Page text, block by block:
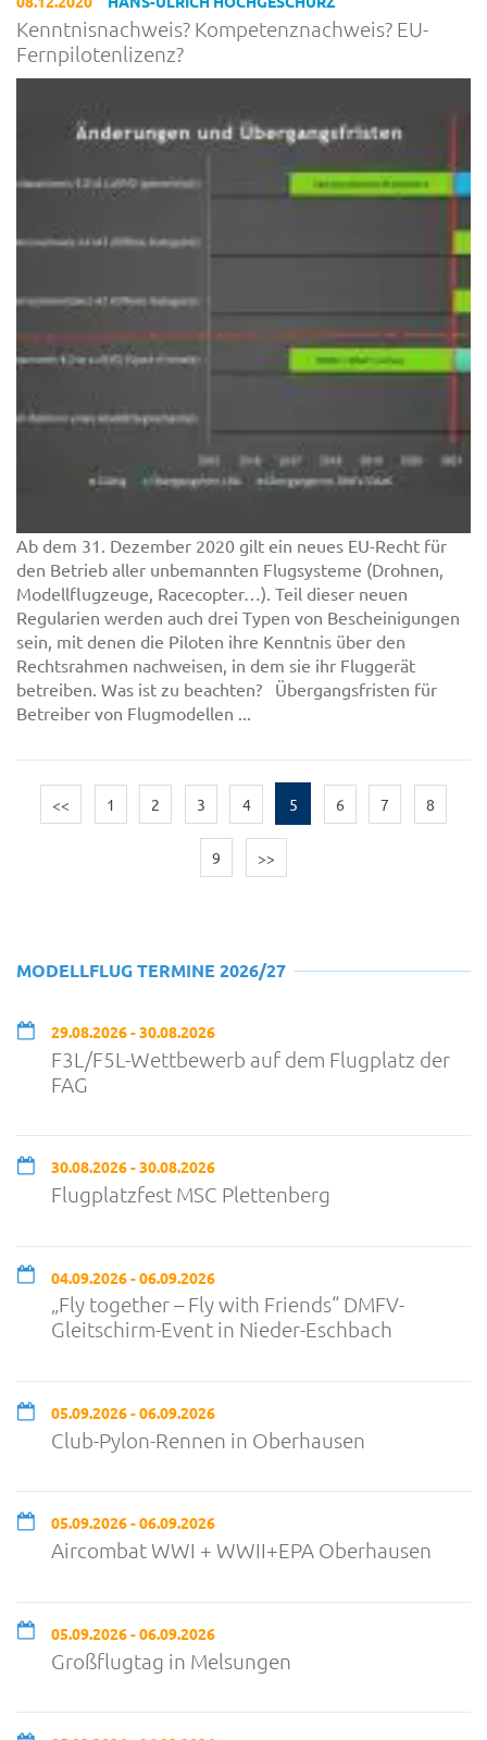
Kenntnisnachweis? Kompetenznachweis? EU-
Fernpilotenlizenz?
Ab dem 31. Dezember 2020 gilt ein neues EU-Recht für
den Betrieb aller unbemannten Flugsysteme (Drohnen,
Modellflugzeuge, Racecopter…). Teil dieser neuen
Regularien werden auch drei Typen von Bescheinigungen
sein, mit denen die Piloten ihre Kenntnis über den
Rechtsrahmen nachweisen, in dem sie ihr Fluggerät
betreiben. Was ist zu beachten? Übergangsfristen für
Betreiber von Flugmodellen ...
<< 1 2 3 4 5 6 7 8
9 >>
MODELLFLUG TERMINE 2026/27
29.08.2026 - 30.08.2026
F3L/F5L-Wettbewerb auf dem Flugplatz der
FAG
30.08.2026 - 30.08.2026
Flugplatzfest MSC Plettenberg
04.09.2026 - 06.09.2026
„Fly together – Fly with Friends“ DMFV-
Gleitschirm-Event in Nieder-Eschbach
05.09.2026 - 06.09.2026
Club-Pylon-Rennen in Oberhausen
05.09.2026 - 06.09.2026
Aircombat WWI + WWII+EPA Oberhausen
05.09.2026 - 06.09.2026
Großflugtag in Melsungen